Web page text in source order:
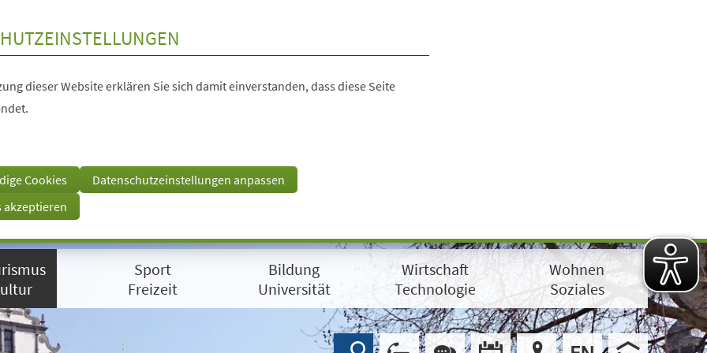
dieser Website erklären Sie sich damit einverstanden, dass diese Seite
Cookies
Datenschutzeinstellungen anpassen
akzeptieren
Sport
Freizeit
Bildung
Universität
Wirtschaft
Technologie
Wohnen
Soziales